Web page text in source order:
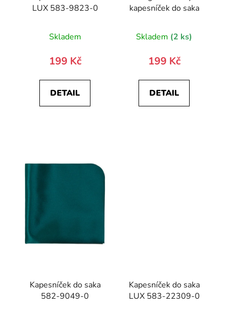
LUX 583-9823-0
Skladem
199 Kč
DETAIL
kapesníček do saka
Skladem (2 ks)
199 Kč
DETAIL
Kapesníček do saka
582-9049-0
Kapesníček do saka
LUX 583-22309-0